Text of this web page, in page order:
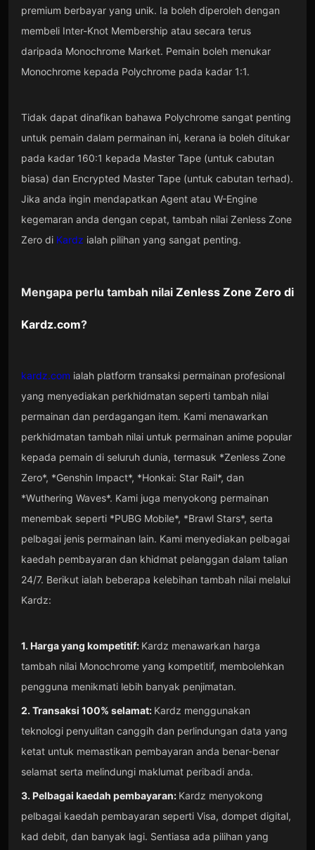
premium berbayar yang unik. Ia boleh diperoleh dengan
membeli Inter-Knot Membership atau secara terus
daripada Monochrome Market. Pemain boleh menukar
Monochrome kepada Polychrome pada kadar 1:1.
Tidak dapat dinafikan bahawa Polychrome sangat penting
untuk pemain dalam permainan ini, kerana ia boleh ditukar
pada kadar 160:1 kepada Master Tape (untuk cabutan
biasa) dan Encrypted Master Tape (untuk cabutan terhad).
Jika anda ingin mendapatkan Agent atau W-Engine
kegemaran anda dengan cepat, tambah nilai Zenless Zone
Zero di Kardz ialah pilihan yang sangat penting.
Mengapa perlu tambah nilai Zenless Zone Zerodi
Kardz.com?
kardz.com ialah platform transaksi permainan profesional
yang menyediakan perkhidmatan seperti tambah nilai
permainan dan perdagangan item. Kami menawarkan
perkhidmatan tambah nilai untuk permainan anime popular
kepada pemain di seluruh dunia, termasuk *Zenless Zone
Zero*, *Genshin Impact*, *Honkai: Star Rail*, dan
*Wuthering Waves*. Kami juga menyokong permainan
menembak seperti *PUBG Mobile*, *Brawl Stars*, serta
pelbagai jenis permainan lain. Kami menyediakan pelbagai
kaedah pembayaran dan khidmat pelanggan dalam talian
24/7. Berikut ialah beberapa kelebihan tambah nilai melalui
Kardz:
1. Harga yang kompetitif: Kardz menawarkan harga
tambah nilai Monochrome yang kompetitif, membolehkan
pengguna menikmati lebih banyak penjimatan.
2. Transaksi 100% selamat: Kardz menggunakan
teknologi penyulitan canggih dan perlindungan data yang
ketat untuk memastikan pembayaran anda benar-benar
selamat serta melindungi maklumat peribadi anda.
3. Pelbagai kaedah pembayaran: Kardz menyokong
pelbagai kaedah pembayaran seperti Visa, dompet digital,
kad debit, dan banyak lagi. Sentiasa ada pilihan yang